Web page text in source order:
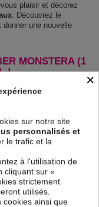
plaisir et décorez
. Découvrez le
donner une nouvelle
MONSTERA (1
!
est imprimé sur un
parfaitement les
Grâce à une
sur un châssis fait de
pourrez suspendre le
Vertical
pour la chambre à
constituent un
touche à vos
×
sur notre site
personnalisés et
le trafic et la
à l'utilisation de
cliquant sur «
strictement
utilisés.
cookies ainsi que